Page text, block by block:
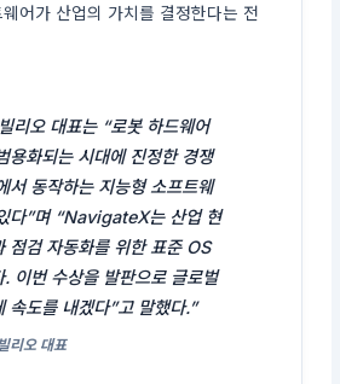
어가 산업의 가치를 결정한다는 전
리오 대표는 “로봇 하드웨어
용화되는 시대에 진정한 경쟁
서 동작하는 지능형 소프트웨
다”며 “NavigateX는 산업 현
점검 자동화를 위한 표준 OS
. 이번 수상을 발판으로 글로벌
속도를 내겠다”고 말했다.”
리오 대표